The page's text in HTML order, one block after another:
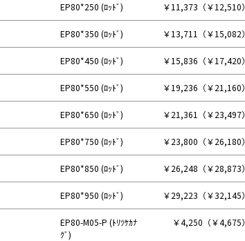
EP80*250 (ﾛｯﾄﾞ) ￥11,373（￥12,510）
EP80*350 (ﾛｯﾄﾞ) ￥13,711（￥15,082）
EP80*450 (ﾛｯﾄﾞ) ￥15,836（￥17,420）
EP80*550 (ﾛｯﾄﾞ) ￥19,236（￥21,160）
EP80*650 (ﾛｯﾄﾞ) ￥21,361（￥23,497）
EP80*750 (ﾛｯﾄﾞ) ￥23,800（￥26,180）
EP80*850 (ﾛｯﾄﾞ) ￥26,248（￥28,873）
EP80*950 (ﾛｯﾄﾞ) ￥29,223（￥32,145）
EP80-M05-P (ﾄﾘﾂｹｶﾅ
ｸﾞ)
￥4,250（￥4,675）